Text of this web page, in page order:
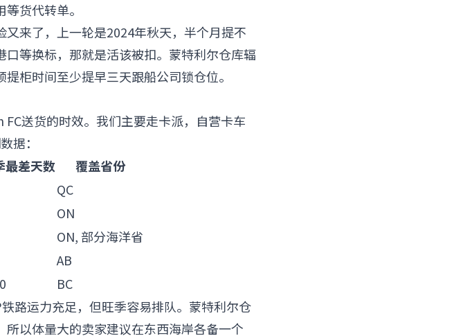
货代转单。
来了，上一轮是2024年秋天，半个月提不
等换标，那就是活该被扣。蒙特利尔仓库辐
柜时间至少提早三天跟船公司锁仓位。
送货的时效。我们主要走卡派，自营卡车
据：
最差天数
覆盖省份
QC
ON
ON, 部分海洋省
AB
BC
路运力充足，但旺季容易排队。蒙特利尔仓
以体量大的卖家建议在东西海岸各备一个